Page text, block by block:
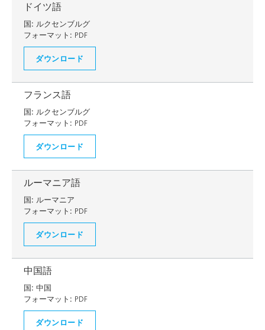
ドイツ語
国: ルクセンブルグ
フォーマット: PDF
ダウンロード
フランス語
国: ルクセンブルグ
フォーマット: PDF
ダウンロード
ルーマニア語
国: ルーマニア
フォーマット: PDF
ダウンロード
中国語
国: 中国
フォーマット: PDF
ダウンロード